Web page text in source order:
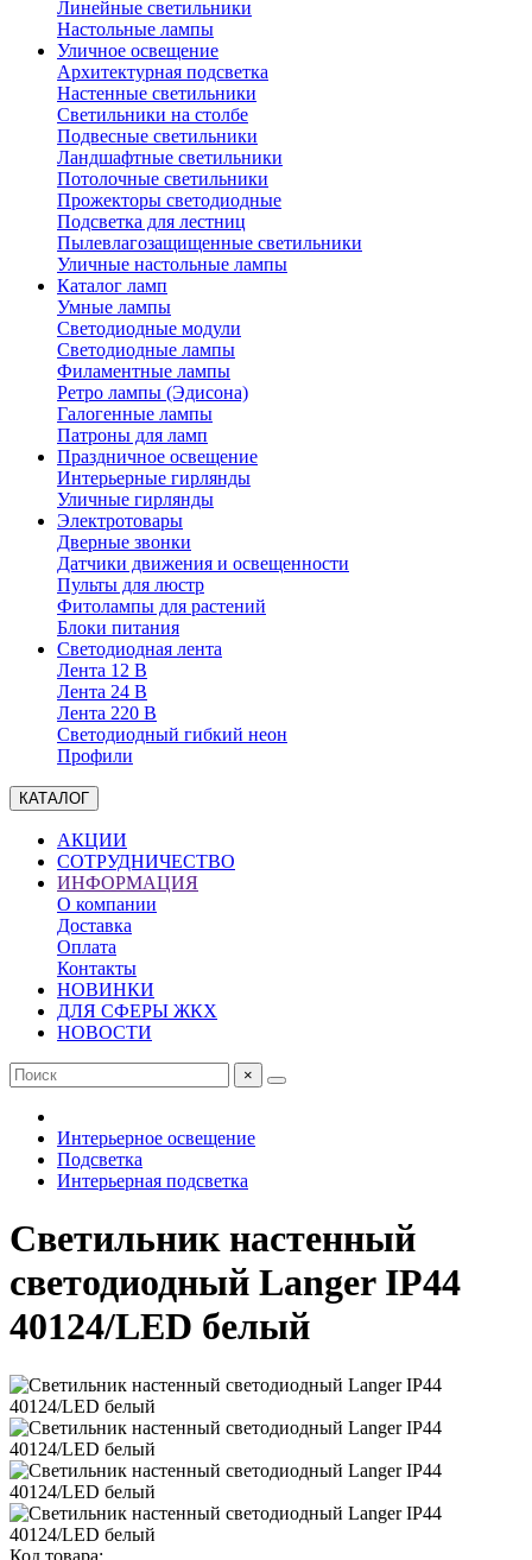
Линейные светильники
Настольные лампы
Уличное освещение
Архитектурная подсветка
Настенные светильники
Светильники на столбе
Подвесные светильники
Ландшафтные светильники
Потолочные светильники
Прожекторы светодиодные
Подсветка для лестниц
Пылевлагозащищенные светильники
Уличные настольные лампы
Каталог ламп
Умные лампы
Светодиодные модули
Светодиодные лампы
Филаментные лампы
Ретро лампы (Эдисона)
Галогенные лампы
Патроны для ламп
Праздничное освещение
Интерьерные гирлянды
Уличные гирлянды
Электротовары
Дверные звонки
Датчики движения и освещенности
Пульты для люстр
Фитолампы для растений
Блоки питания
Светодиодная лента
Лента 12 В
Лента 24 В
Лента 220 В
Светодиодный гибкий неон
Профили
КАТАЛОГ
АКЦИИ
СОТРУДНИЧЕСТВО
ИНФОРМАЦИЯ
О компании
Доставка
Оплата
Контакты
НОВИНКИ
ДЛЯ СФЕРЫ ЖКХ
НОВОСТИ
×
Интерьерное освещение
Подсветка
Интерьерная подсветка
Светильник настенный
светодиодный Langer IP44
40124/LED белый
Код товара: